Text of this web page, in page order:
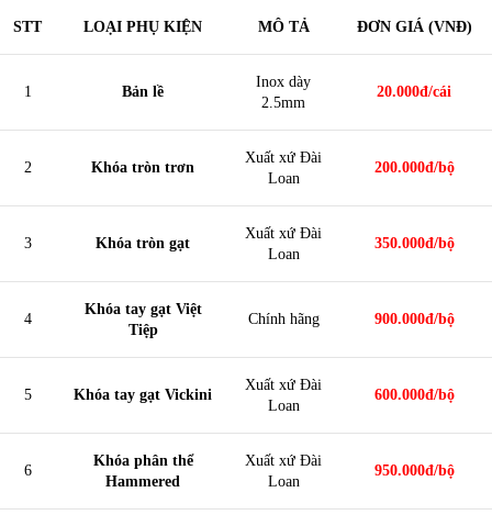
STT LOẠI PHỤ KIỆN MÔ TẢ ĐƠN GIÁ (VNĐ)
1 Bản lề
Inox dày
2.5mm
20.000đ/cái
2 Khóa tròn trơn
Xuất xứ Đài
Loan
200.000đ/bộ
3 Khóa tròn gạt
Xuất xứ Đài
Loan
350.000đ/bộ
4
Khóa tay gạt Việt
Tiệp
Chính hãng 900.000đ/bộ
5 Khóa tay gạt Vickini
Xuất xứ Đài
Loan
600.000đ/bộ
6
Khóa phân thể
Hammered
Xuất xứ Đài
Loan
950.000đ/bộ